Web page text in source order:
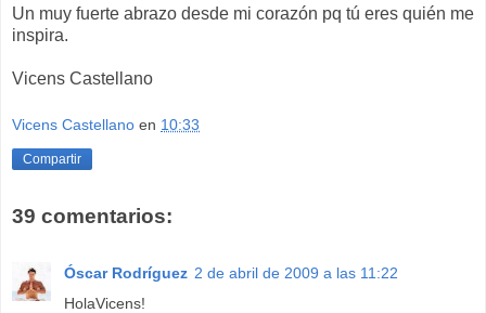
Un muy fuerte abrazo desde mi corazón pq tú eres quién me
inspira.
Vicens Castellano
Vicens Castellano en 10:33
Compartir
39 comentarios:
Óscar Rodríguez 2 de abril de 2009 a las 11:22
HolaVicens!